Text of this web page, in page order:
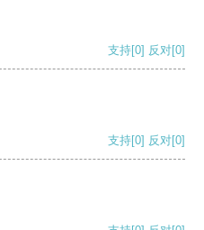
支持[0] 反对[0]
支持[0] 反对[0]